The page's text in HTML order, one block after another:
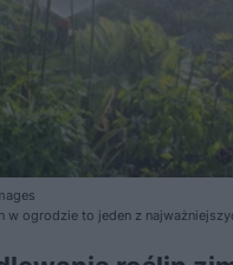
w ogrodzie to jeden z